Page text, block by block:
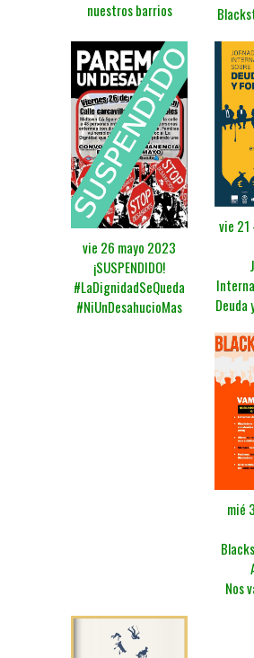
nuestros barrios
vie 26 mayo 2023
¡SUSPENDIDO!
#LaDignidadSeQueda
#NiUnDesahucioMas
vie 21
Deuda
mié
Nos